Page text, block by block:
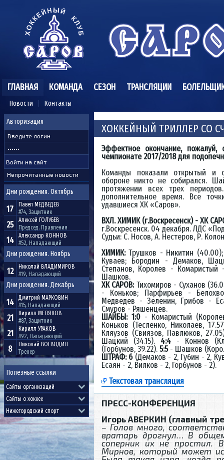
ГЛАВНАЯ
Новости Контакты
КОМАНДА СЕЗОН ТРАНСЛЯЦИИ
Авторизация
Непрочитанные новости
Дни рождения. Октябрь
17 Павел МЕДВЕДЕВ
#74, Защитник
25 Алексей ГОЛУБЕВ
Председ. Правления
14 Александр КОННОВ
#52, Нападающий
Дни рождения. Ноябрь
12 Николай ВЛАДИМИРОВ
#19, Нападающий
Дни рождения. Декабрь
14 Дмитрий МАРКОВИН
#15, Нападающий
21 Кирилл МЕЛЯКОВ
#87, Защитник
21 Кирилл УРАКОВ
#92, Нападающий
8 Николай ВОЕВОДИН
Тренер
Полезные ссылки
ХОККЕЙНЫЙ ТРИЛЛЕР СО
Эффектное окончание, пожалуй,
чемпионате 2017/2018 для
Команды показали открытый и
обороне никто не собирался.
протяжении всех трех
дополнительное время. Все
удавшиеся ХК «Саров».
ВХЛ. ХИМИК (г.Воскресенск) - ХК
г.Воскресенск. 04 декабря. ЛДС
Судьи: С. Носов, А. Нестеров, Р.
ХИМИК:Трушков - Никитин
Куваев; Бородин - Демаков,
Степанов, Королев -
Шашков.
ХК САРОВ:Тихомиров - Суханов
- Коньков; Парфирьев -
Медведев - Зеленин, Грибов -
Смуров - Ряшенцев.
ШАЙБЫ: 1:0- Комаристый
Коньков (Тесленко, Николаев,
Кляузов (Свиязов, Павлюков,
Шацкий (34.15). 4:4- Коннов
(Горбунов, 39.22).5:5- Шашков
ШТРАФ: 6(Демаков - 2, Губин - 2,
Есаян - 2, Вилков - 2, Горбунов - 2).
Текстовая трансляция
ПРЕСС-КОНФЕРЕНЦИЯ
Игорь АВЕРКИН (главный
– Голов много,
вратарь дрогнул… В
соперник их не простил.
Мирнов, который может